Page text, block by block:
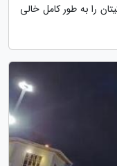
را به طور کامل خالی